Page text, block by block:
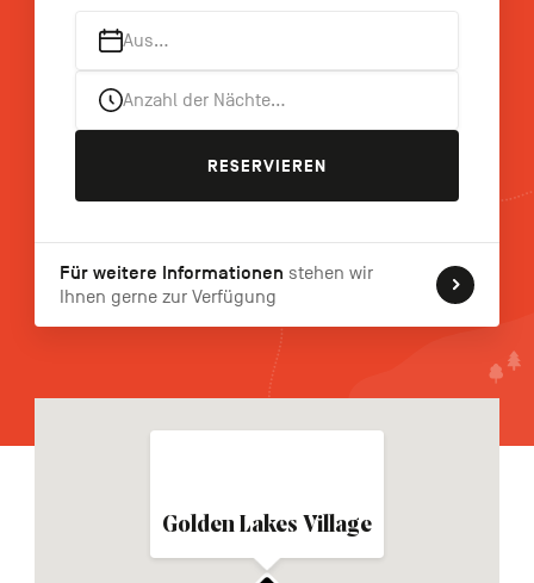
Navigation
Aus…
Anzahl der Nächte…
RESERVIEREN
Für weitere Informationen stehen wir
Ihnen gerne zur Verfügung
Golden Lakes Village